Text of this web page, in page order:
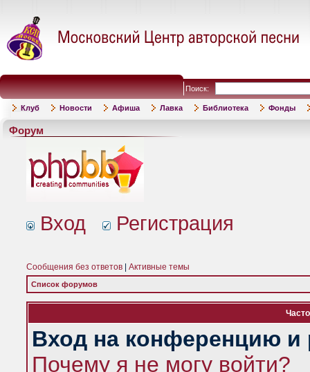
Поиск:
Клуб Новости Афиша Лавка Библиотека Фонды
Форум
Вход Регистрация
Сообщения без ответов Активные темы
Список форумов
Вход на конференцию и
Почему я не могу войти?